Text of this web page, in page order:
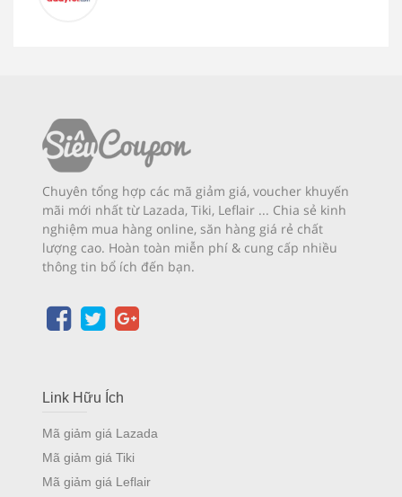
Chuyên tổng hợp các mã giảm giá, voucher khuyến
mãi mới nhất từ Lazada, Tiki, Leflair ... Chia sẻ kinh
nghiệm mua hàng online, săn hàng giá rẻ chất
lượng cao. Hoàn toàn miễn phí & cung cấp nhiều
thông tin bổ ích đến bạn.
Link Hữu Ích
Mã giảm giá Lazada
Mã giảm giá Tiki
Mã giảm giá Leflair